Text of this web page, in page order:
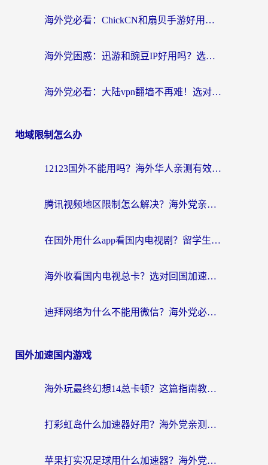
海外党必看：ChickCN和扇贝手游好用吗？3步选对回国加速器无缝刷国内资源
海外党困惑：迅游和豌豆IP好用吗？选对回国加速器，刷剧游戏再也不卡
海外党必看：大陆vpn翻墙不再难！选对加速器，无缝刷国内资源
地域限制怎么办
12123国外不能用吗？海外华人亲测有效的回国加速方案来了
腾讯视频地区限制怎么解决？海外党亲测有效的回国加速器选择指南
在国外用什么app看国内电视剧？留学生亲测有效的回国加速方案
海外收看国内电视总卡？选对回国加速器，让你流畅追《狂飙》《长相思》
迪拜网络为什么不能用微信？海外党必看的回国加速解决方案
国外加速国内游戏
海外玩最终幻想14总卡顿？这篇指南教你选对加速器（附非洲美国玩家实测）
打彩虹岛什么加速器好用？海外党亲测的国服游戏加速终极指南
苹果打实况足球用什么加速器？海外党亲测有效的国服游戏加速指南